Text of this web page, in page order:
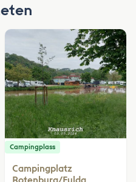
Campingplass
Campingplatz